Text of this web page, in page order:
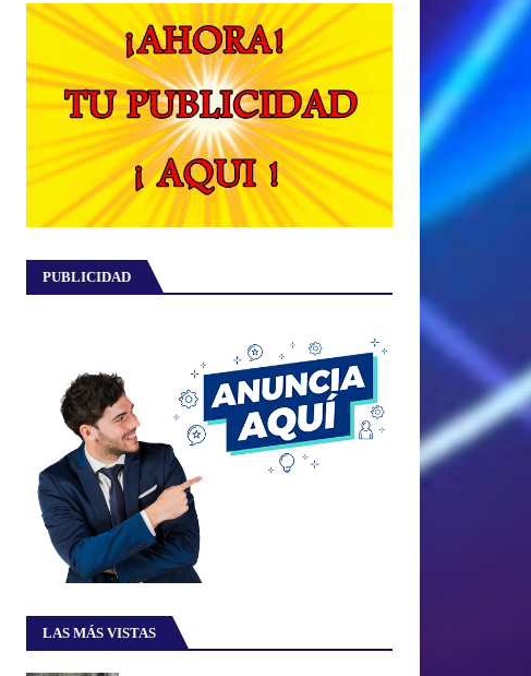
PUBLICIDAD
LAS MÁS VISTAS